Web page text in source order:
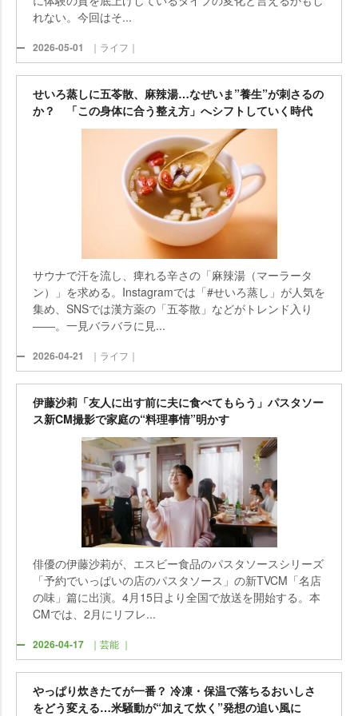
れない。今回はそ...
2026-05-01 ｜ライフ｜
せいろ蒸しに五苓散、麻辣湯…なぜいま”養生”が刺さるの
か？ 「この身体に合う整え方」へシフトしていく時代
サウナで汗を流し、痺れる辛さの「麻辣湯（マーラータ
ン）」を求める。Instagramでは「#せいろ蒸し」が人気を
集め、SNSでは漢方薬の「五苓散」などがトレンド入り
――。一見バラバラに見...
2026-04-21 ｜ライフ｜
伊藤沙莉「友人に出す前に夫に食べてもらう」パスタソー
ス新CM撮影で家庭の“料理事情”明かす
俳優の伊藤沙莉が、エスビー食品のパスタソースシリーズ
「予約でいっぱいの店のパスタソース」の新TVCM「名店
の味」篇に出演。4月15日より全国で放送を開始する。本
CMでは、2月にリフレ...
2026-04-17 ｜芸能 ｜
っぱり炊きたてが一番？ 冷凍・保温で落ちるおいしさ
をどう変える…米騒動が“加えて炊く”発想の追い風に